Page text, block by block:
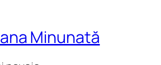
Minunată